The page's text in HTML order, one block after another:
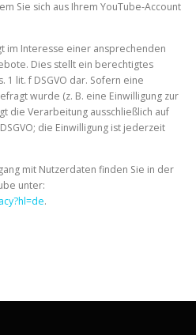
Sie sich aus Ihrem YouTube-Account
im Interesse einer ansprechenden
Dies stellt ein berechtigtes
1 lit. f DSGVO dar. Sofern eine
wurde (z. B. eine Einwilligung zur
die Verarbeitung ausschließlich auf
die Einwilligung ist jederzeit
mit Nutzerdaten finden Sie in der
unter:
.